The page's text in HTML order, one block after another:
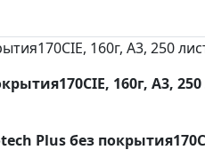
160г, A3, 250
160г, A3,
Plus без